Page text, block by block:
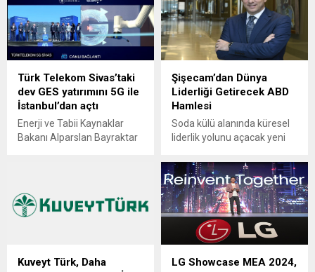
Türk Telekom Sivas’taki
dev GES yatırımını 5G ile
İstanbul’dan açtı
Enerji ve Tabii Kaynaklar
Bakanı Alparslan Bayraktar
uzaktan kontrollü robotla
gerçekleştirdi Türkiye’nin
dönüştürme misyonuyla 5G
Şişecam’dan Dünya
Liderliği Getirecek ABD
Hamlesi
Soda külü alanında küresel
liderlik yolunu açacak yeni
ABD’de Ciner Grubu ile ortak
oldukları Amerika soda
yatırım ve operasyonlarında
Ciner Grubu’nun paylarının
tamamını satın aldı. Cam ve
kimyasallar sektörlerinin
soda külü alanında liderlik
Kuveyt Türk, Daha
LG Showcase MEA 2024,